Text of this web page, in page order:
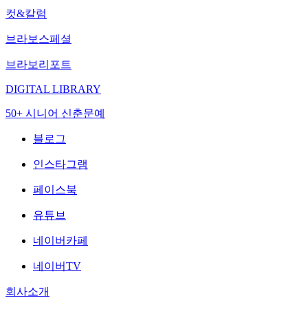
컷&칼럼
브라보스페셜
브라보리포트
DIGITAL LIBRARY
50+ 시니어 신춘문예
블로그
인스타그램
페이스북
유튜브
네이버카페
네이버TV
회사소개